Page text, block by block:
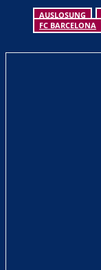
AUSLOSUNG
FC BARCELONA